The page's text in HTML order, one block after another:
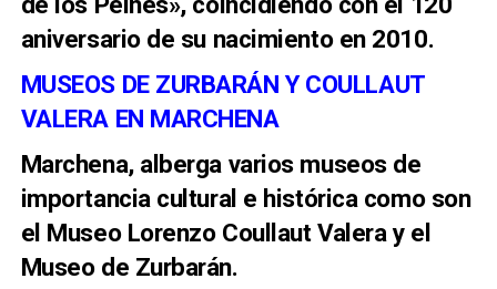
aniversario de su nacimiento en 2010.
MUSEOS DE ZURBARÁN Y COULLAUT
VALERA EN MARCHENA
Marchena, alberga varios museos de
importancia cultural e histórica como son
el Museo Lorenzo Coullaut Valera y el
Museo de Zurbarán.